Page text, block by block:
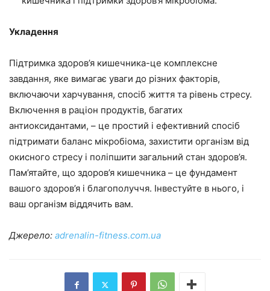
Укладення
Підтримка здоров’я кишечника-це комплексне
завдання, яке вимагає уваги до різних факторів,
включаючи харчування, спосіб життя та рівень стресу.
Включення в раціон продуктів, багатих
антиоксидантами, – це простий і ефективний спосіб
підтримати баланс мікробіома, захистити організм від
окисного стресу і поліпшити загальний стан здоров’я.
Пам’ятайте, що здоров’я кишечника – це фундамент
вашого здоров’я і благополуччя. Інвестуйте в нього, і
ваш організм віддячить вам.
Джерело: adrenalin-fitness.com.ua